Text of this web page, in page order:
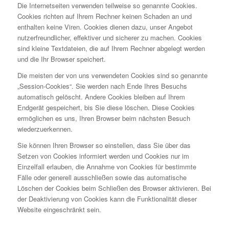
Die Internetseiten verwenden teilweise so genannte Cookies.
Cookies richten auf Ihrem Rechner keinen Schaden an und
enthalten keine Viren. Cookies dienen dazu, unser Angebot
nutzerfreundlicher, effektiver und sicherer zu machen. Cookies
sind kleine Textdateien, die auf Ihrem Rechner abgelegt werden
und die Ihr Browser speichert.
Die meisten der von uns verwendeten Cookies sind so genannte
„Session-Cookies“. Sie werden nach Ende Ihres Besuchs
automatisch gelöscht. Andere Cookies bleiben auf Ihrem
Endgerät gespeichert, bis Sie diese löschen. Diese Cookies
ermöglichen es uns, Ihren Browser beim nächsten Besuch
wiederzuerkennen.
Sie können Ihren Browser so einstellen, dass Sie über das
Setzen von Cookies informiert werden und Cookies nur im
Einzelfall erlauben, die Annahme von Cookies für bestimmte
Fälle oder generell ausschließen sowie das automatische
Löschen der Cookies beim Schließen des Browser aktivieren. Bei
der Deaktivierung von Cookies kann die Funktionalität dieser
Website eingeschränkt sein.